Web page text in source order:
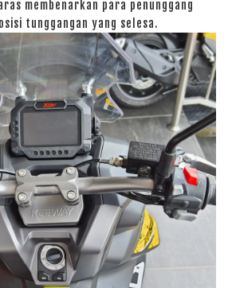
membenarkan para penunggang
tunggangan yang selesa.